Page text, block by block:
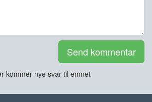
Send kommentar
kommer nye svar til emnet